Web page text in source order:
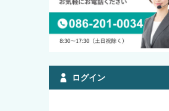
ログイン